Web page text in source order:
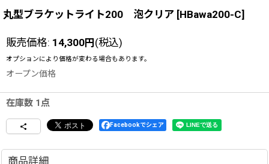
丸型ブラケットライト200 泡クリア [HBawa200-C]
販売価格: 14,300円 (税込)
オプションにより価格が変わる場合もあります。
オープン価格
在庫数 1点
Facebookでシェア
商品詳細